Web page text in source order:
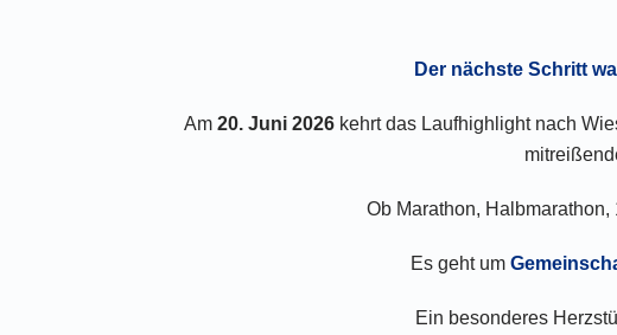
Der nächste Schritt
Am 20. Juni 2026kehrt das Laufhighlight nach
Ob Marathon,
Es geht um
Ein besonderes